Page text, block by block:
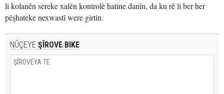
li kolanên sereke xalên kontrolê hatine danîn, da ku rê li ber her
pêşhateke nexwastî were girtin.
NÛÇEYE ŞÎROVE BIKE